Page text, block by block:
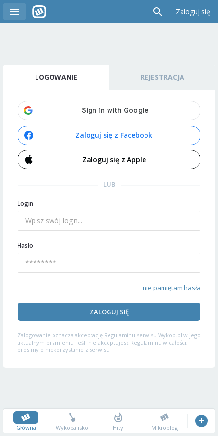
Zaloguj się
LOGOWANIE REJESTRACJA
Zaloguj się z Facebook
Zaloguj się z Apple
LUB
Login
Hasło
nie pamiętam hasła
ZALOGUJ SIĘ
Zalogowanie oznacza akceptację Regulaminu serwisu Wykop.pl w jego
aktualnym brzmieniu. Jeśli nie akceptujesz Regulaminu w całości,
prosimy o niekorzystanie z serwisu.
Główna Wykopalisko Hity Mikroblog